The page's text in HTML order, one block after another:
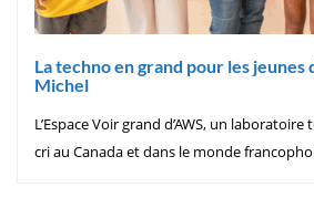
La techno en grand pour les
Michel
L’Espace Voir grand d’AWS, un
cri au Canada et dans le monde